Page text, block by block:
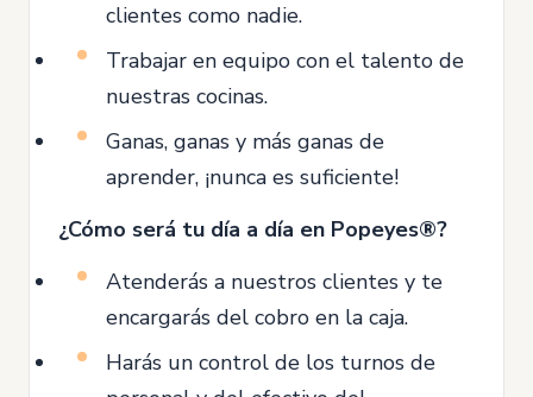
clientes como nadie.
Trabajar en equipo con el talento de
nuestras cocinas.
Ganas, ganas y más ganas de
aprender, ¡nunca es suficiente!
¿Cómo será tu día a día en Popeyes®?
Atenderás a nuestros clientes y te
encargarás del cobro en la caja.
Harás un control de los turnos de